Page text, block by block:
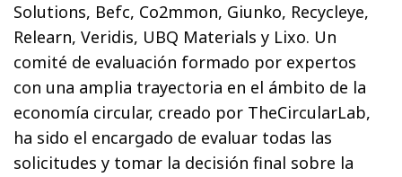
Solutions, Befc, Co2mmon, Giunko, Recycleye,
Relearn, Veridis, UBQ Materials y Lixo. Un
comité de evaluación formado por expertos
con una amplia trayectoria en el ámbito de la
economía circular, creado por TheCircularLab,
ha sido el encargado de evaluar todas las
solicitudes y tomar la decisión final sobre la